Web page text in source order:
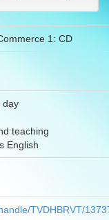
1: CD
dạy
teaching
English
TVDHBRVT/